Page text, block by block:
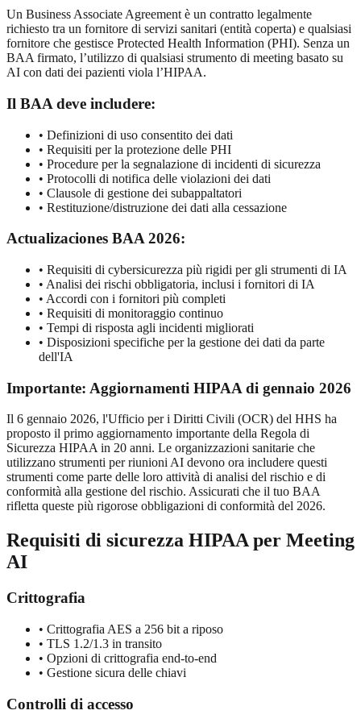
Un Business Associate Agreement è un contratto legalmente
richiesto tra un fornitore di servizi sanitari (entità coperta) e qualsiasi
fornitore che gestisce Protected Health Information (PHI). Senza un
BAA firmato, l’utilizzo di qualsiasi strumento di meeting basato su
AI con dati dei pazienti viola l’HIPAA.
Il BAA deve includere:
• Definizioni di uso consentito dei dati
• Requisiti per la protezione delle PHI
• Procedure per la segnalazione di incidenti di sicurezza
• Protocolli di notifica delle violazioni dei dati
• Clausole di gestione dei subappaltatori
• Restituzione/distruzione dei dati alla cessazione
Actualizaciones BAA 2026:
• Requisiti di cybersicurezza più rigidi per gli strumenti di IA
• Analisi dei rischi obbligatoria, inclusi i fornitori di IA
• Accordi con i fornitori più completi
• Requisiti di monitoraggio continuo
• Tempi di risposta agli incidenti migliorati
• Disposizioni specifiche per la gestione dei dati da parte
dell'IA
Importante: Aggiornamenti HIPAA di gennaio 2026
Il 6 gennaio 2026, l'Ufficio per i Diritti Civili (OCR) del HHS ha
proposto il primo aggiornamento importante della Regola di
Sicurezza HIPAA in 20 anni. Le organizzazioni sanitarie che
utilizzano strumenti per riunioni AI devono ora includere questi
strumenti come parte delle loro attività di analisi del rischio e di
conformità alla gestione del rischio. Assicurati che il tuo BAA
rifletta queste più rigorose obbligazioni di conformità del 2026.
Requisiti di sicurezza HIPAA per Meeting
AI
Crittografia
• Crittografia AES a 256 bit a riposo
• TLS 1.2/1.3 in transito
• Opzioni di crittografia end-to-end
• Gestione sicura delle chiavi
Controlli di accesso